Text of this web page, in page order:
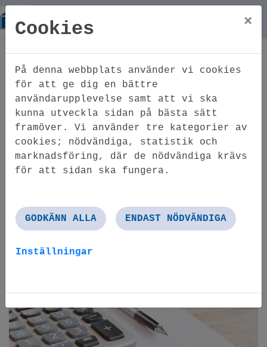
Hem Bra att veta
Bra att veta
Ditt boende
Cookies ×
På denna webbplats använder vi cookies
för att ge dig en bättre
användarupplevelse samt att vi ska
kunna utveckla sidan på bästa sätt
framöver. Vi använder tre kategorier av
cookies; nödvändiga, statistik och
marknadsföring, där de nödvändiga krävs
för att sidan ska fungera.
GODKÄNN ALLA ENDAST NÖDVÄNDIGA
Inställningar